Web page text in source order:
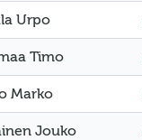
Urpo
Timo
Marko
Jouko